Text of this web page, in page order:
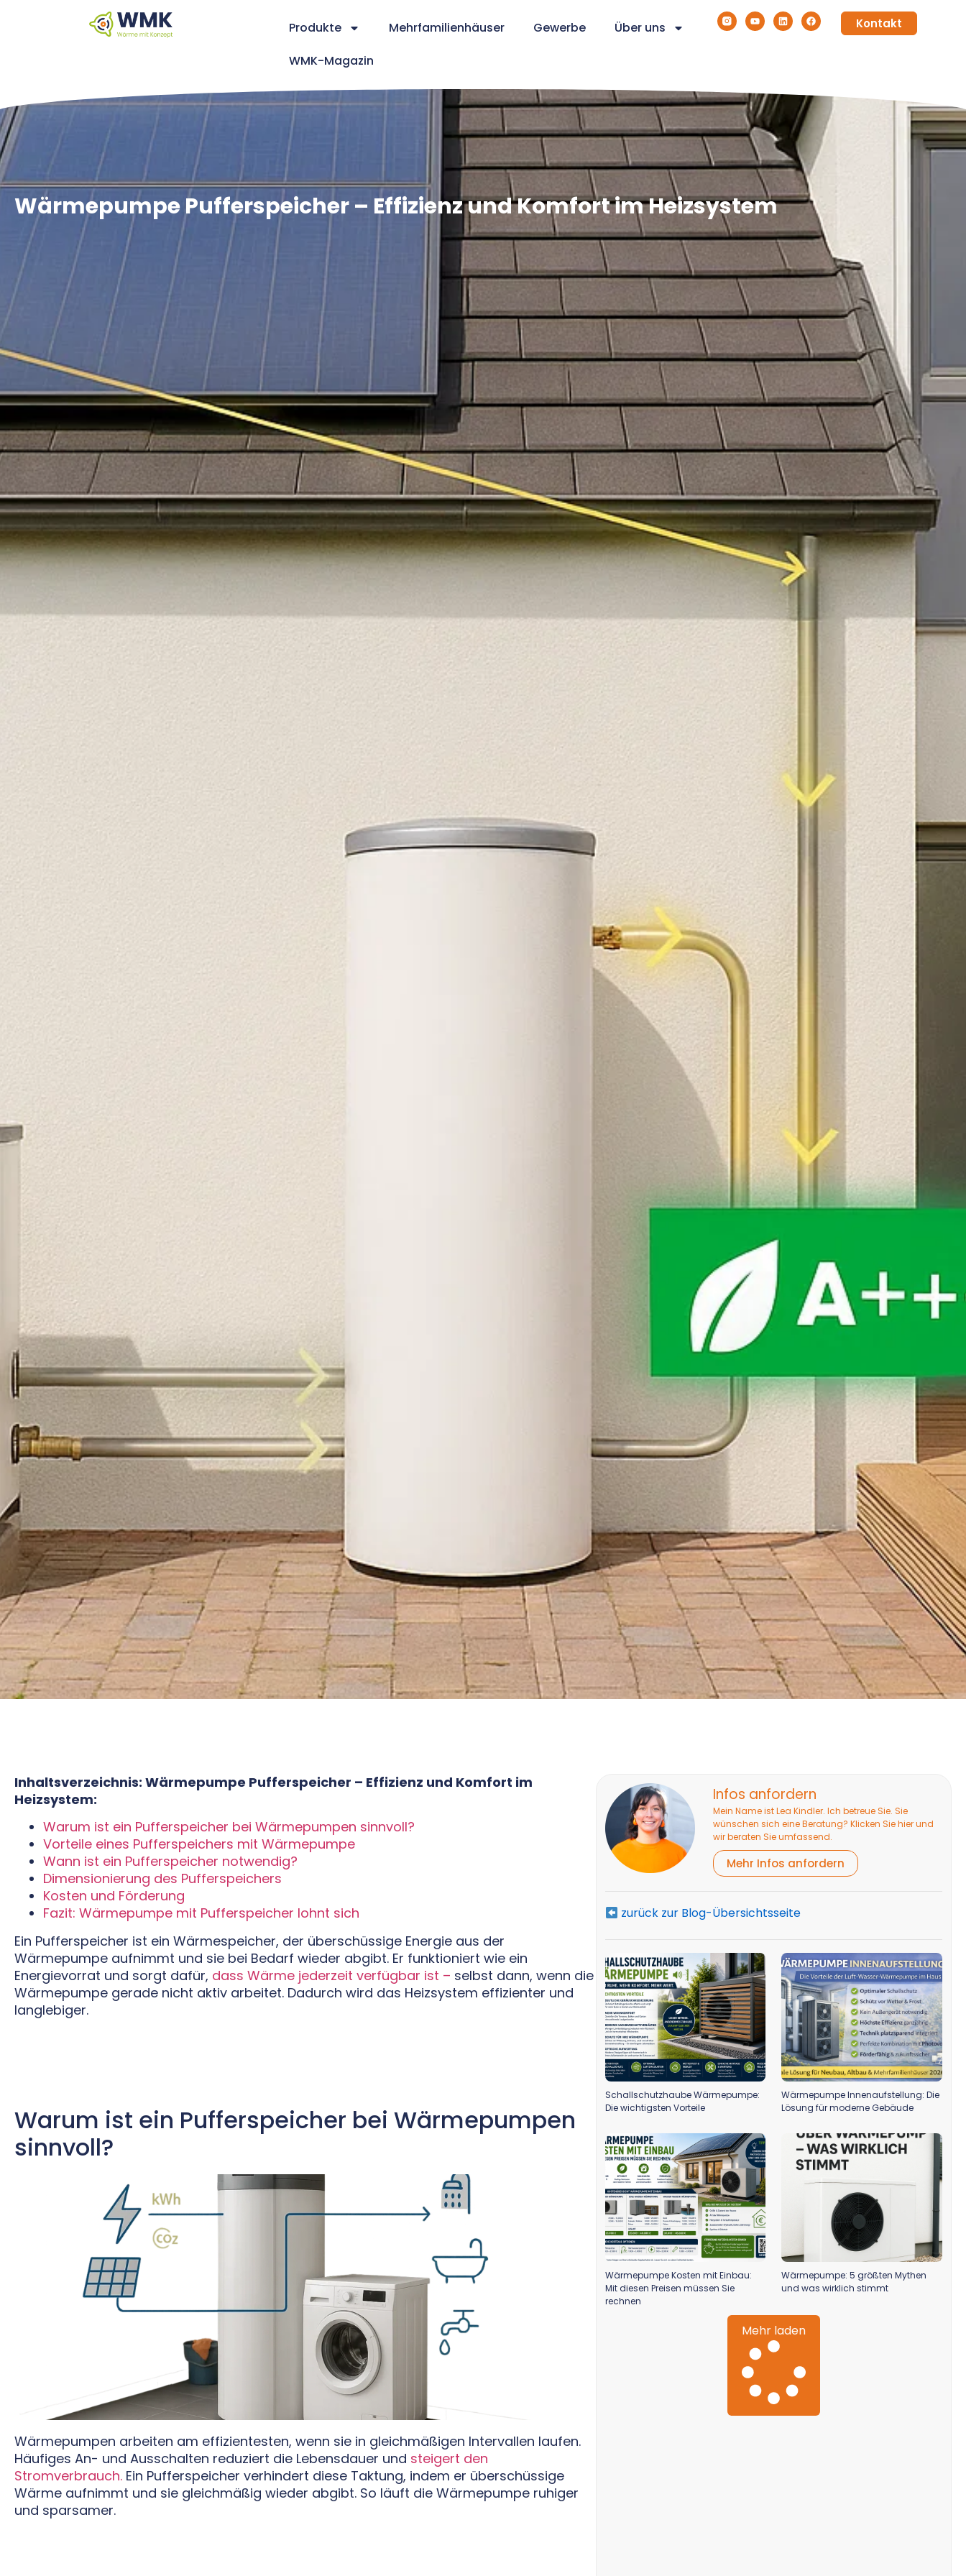
Produkte Mehrfamilienhäuser Gewerbe
Über uns
WMK-Magazin
Kontakt
Wärmepumpe Pufferspeicher – Effizienz und Komfort im Heizsystem
Inhaltsverzeichnis: Wärmepumpe Pufferspeicher – Effizienz und Komfort im
Heizsystem:
Warum ist ein Pufferspeicher bei Wärmepumpen sinnvoll?
Vorteile eines Pufferspeichers mit Wärmepumpe
Wann ist ein Pufferspeicher notwendig?
Dimensionierung des Pufferspeichers
Kosten und Förderung
Fazit: Wärmepumpe mit Pufferspeicher lohnt sich
Ein Pufferspeicher ist ein Wärmespeicher, der überschüssige Energie aus der
Wärmepumpe aufnimmt und sie bei Bedarf wieder abgibt. Er funktioniert wie ein
Energievorrat und sorgt dafür, dass Wärme jederzeit verfügbar ist – selbst dann, wenn die
Wärmepumpe gerade nicht aktiv arbeitet. Dadurch wird das Heizsystem effizienter und
langlebiger.
Warum ist ein Pufferspeicher bei Wärmepumpen
sinnvoll?
Wärmepumpen arbeiten am effizientesten, wenn sie in gleichmäßigen Intervallen laufen.
Häufiges An- und Ausschalten reduziert die Lebensdauer und steigert den
Stromverbrauch. Ein Pufferspeicher verhindert diese Taktung, indem er überschüssige
Wärme aufnimmt und sie gleichmäßig wieder abgibt. So läuft die Wärmepumpe ruhiger
und sparsamer.
Infos anfordern
Mein Name ist Lea Kindler. Ich betreue Sie. Sie
wünschen sich eine Beratung? Klicken Sie hier und
wir beraten Sie umfassend.
Mehr Infos anfordern
zurück zur Blog-Übersichtsseite
Schallschutzhaube Wärmepumpe:
Die wichtigsten Vorteile
Wärmepumpe Innenaufstellung: Die
Lösung für moderne Gebäude
Wärmepumpe Kosten mit Einbau:
Mit diesen Preisen müssen Sie
rechnen
Wärmepumpe: 5 größten Mythen
und was wirklich stimmt
Mehr laden